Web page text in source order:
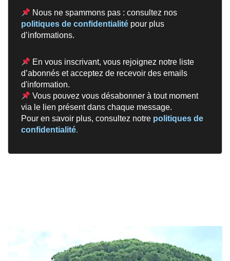
Nous ne spammons pas : consultez nos
politiques de confidentialité pour plus
d’informations.
En vous inscrivant, vous rejoignez notre liste
d’abonnés et acceptez de recevoir des emails
d'information.
Vous pouvez vous désabonner à tout moment
via le lien présent dans chaque message.
Pour en savoir plus, consultez notre politiques de
confidentialité.